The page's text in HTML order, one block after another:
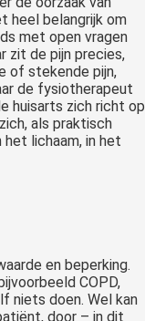
heel belangrijk om
met open vragen
zit de pijn precies,
of stekende pijn,
de fysiotherapeut
huisarts zich richt op
als praktisch
het lichaam, in het
en beperking.
COPD,
niets doen. Wel kan
door – in dit